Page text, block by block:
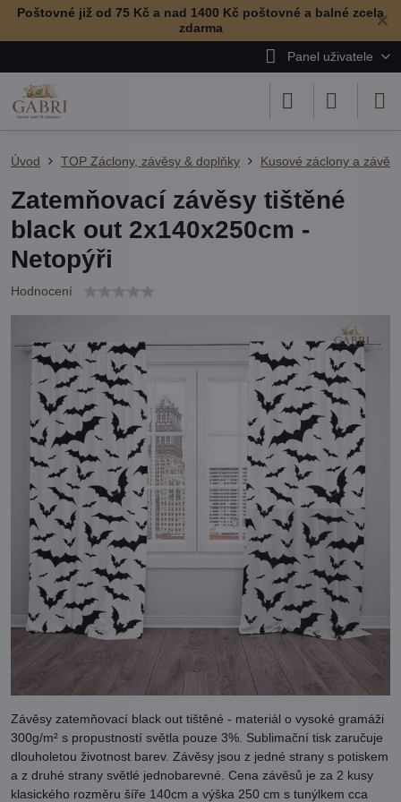
✕
Poštovné již od 75 Kč a nad 1400 Kč poštovné a balné zcela
zdarma
Panel uživatele
Úvod TOP Záclony, závěsy & doplňky Kusové záclony a
Zatemňovací závěsy tištěné
black out 2x140x250cm -
Netopýři
Hodnocení
Závěsy zatemňovací black out tištěné - materiál o vysoké gramáži
300g/m² s propustností světla pouze 3%. Sublimační tisk zaručuje
dlouholetou životnost barev. Závěsy jsou z jedné strany s potiskem
a z druhé strany světlé jednobarevné. Cena závěsů je za 2 kusy
klasického rozměru šíře 140cm a výška 250 cm s tunýlkem cca